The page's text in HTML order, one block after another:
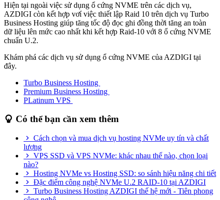
Hiện tại ngoài việc sử dụng ổ cứng NVME trên các dịch vụ,
AZDIGI còn kết hợp vơí việc thiết lập Raid 10 trên dịch vụ Turbo
Business Hosting giúp tăng tốc độ đọc ghi đồng thời tăng an toàn
dữ liệu lên mức cao nhất khi kết hợp Raid-10 với 8 ổ cứng NVME
chuẩn U.2.
Khám phá các dịch vụ sử dụng ổ cứng NVME của AZDIGI tại
đây.
Turbo Business Hosting
Premium Business Hosting
PLatinum VPS
Có thể bạn cần xem thêm
Cách chọn và mua dịch vụ hosting NVMe uy tín và chất
lượng
VPS SSD và VPS NVMe: khác nhau thế nào, chọn loại
nào?
Hosting NVMe vs Hosting SSD: so sánh hiệu năng chi tiết
Đặc điểm công nghệ NVMe U.2 RAID-10 tại AZDIGI
Turbo Business Hosting AZDIGI thế hệ mới - Tiên phong